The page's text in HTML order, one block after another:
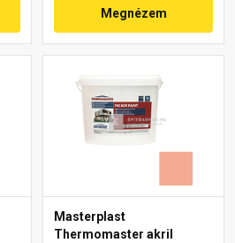
Megnézem
Masterplast
Thermomaster akril